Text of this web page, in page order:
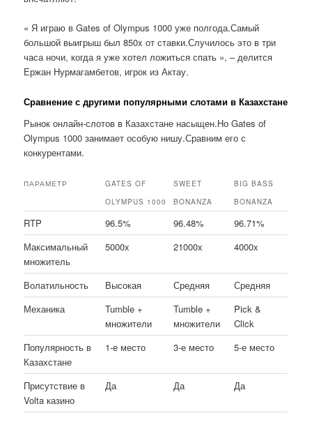
« Я играю в Gates of Olympus 1000 уже полгода.Самый
большой выигрыш был 850x от ставки.Случилось это в три
часа ночи, когда я уже хотел ложиться спать », – делится
Ержан Нурмагамбетов, игрок из Актау.
Сравнение с другими популярными слотами в Казахстане
Рынок онлайн-слотов в Казахстане насыщен.Но Gates of
Olympus 1000 занимает особую нишу.Сравним его с
конкурентами.
ПАРАМЕТР
GATES OF
OLYMPUS 1000
SWEET
BONANZA
BIG BASS
BONANZA
RTP 96.5% 96.48%
96.71%
Максимальный
множитель
5000x 21000x 4000x
Волатильность Высокая Средняя
Средняя
Механика
Tumble +
множители
Tumble +
множители
Pick &
Click
Популярность в
Казахстане
1-е место 3-е место 5-е место
Присутствие в
Volta казино
Да Да Да